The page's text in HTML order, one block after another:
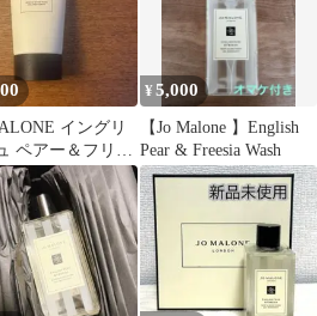
イングリ
ペアー＆フリー
ディ&ハンドウ
ュ
¥5,000
【Jo Malone 】English
Pear & Freesia Wash